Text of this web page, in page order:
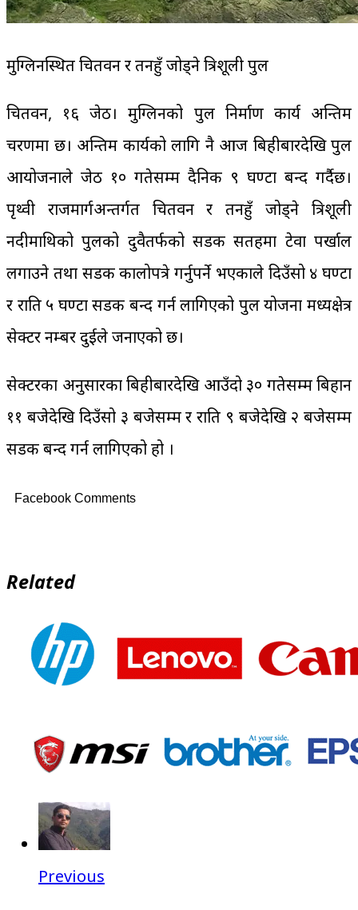
मुग्लिनस्थित चितवन र तनहुँ जोड्ने त्रिशूली पुल
चितवन, १६ जेठ। मुग्लिनको पुल निर्माण कार्य अन्तिम
चरणमा छ। अन्तिम कार्यको लागि नै आज बिहीबारदेखि पुल
आयोजनाले जेठ १० गतेसम्म दैनिक ९ घण्टा बन्द गर्दैछ।
पृथ्वी राजमार्गअन्तर्गत चितवन र तनहुँ जोड्ने त्रिशूली
नदीमाथिको पुलको दुवैतर्फको सडक सतहमा टेवा पर्खाल
लगाउने तथा सडक कालोपत्रे गर्नुपर्ने भएकाले दिउँसो ४ घण्टा
र राति ५ घण्टा सडक बन्द गर्न लागिएको पुल योजना मध्यक्षेत्र
सेक्टर नम्बर दुईले जनाएको छ।
सेक्टरका अनुसारका बिहीबारदेखि आउँदो ३० गतेसम्म बिहान
११ बजेदेखि दिउँसो ३ बजेसम्म र राति ९ बजेदेखि २ बजेसम्म
सडक बन्द गर्न लागिएको हो ।
Facebook Comments
Related
Previous